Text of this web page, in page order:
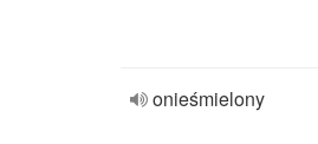
onieśmielony